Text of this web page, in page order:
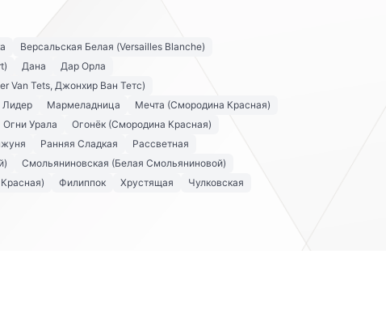
Версальская Белая (Versailles Blanche)
Дана
Дар Орла
Van Tets, Джонхир Ван Тетс)
Лидер Мармеладница
Мечта (Смородина Красная)
Огни Урала
Огонёк (Смородина Красная)
Ранняя Сладкая
Рассветная
Смольяниновская (Белая Смольяниновой)
Филиппок Хрустящая
Чулковская